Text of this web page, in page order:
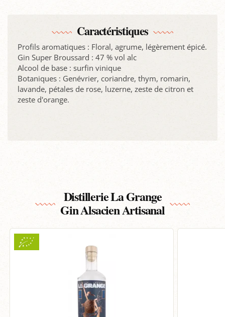
Caractéristiques
Profils aromatiques : Floral, agrume, légèrement épicé.
Gin Super Broussard : 47 % vol alc
Alcool de base : surfin vinique
Botaniques : Genévrier, coriandre, thym, romarin,
lavande, pétales de rose, luzerne, zeste de citron et
zeste d'orange.
Distillerie La Grange
Gin Alsacien Artisanal